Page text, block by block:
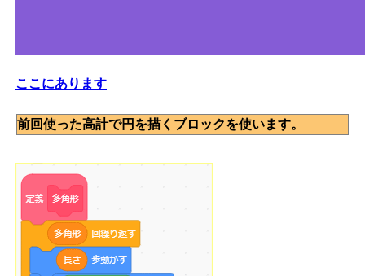
ここにあります
前回使った高計で円を描くブロックを使います。